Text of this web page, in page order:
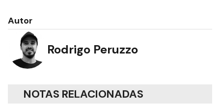
Autor
Rodrigo Peruzzo
NOTAS RELACIONADAS